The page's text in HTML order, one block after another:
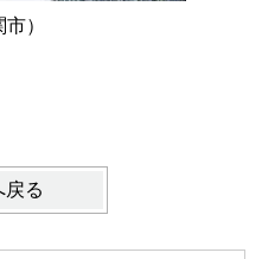
）
戻る